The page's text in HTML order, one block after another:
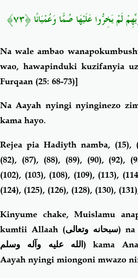
لَمْ يَخِرُّوا عَلَيْهَا صُمًّا وَعُمْيَانًا ﴿٧٣﴾
Na wale ambao
wao, hawapinduki kuzifanyia
Furqaan (25: 68-73)]
Na Aayah nyingi nyinginezo
kama hayo.
Rejea pia Hadiyth namba, (15),
(82), (87), (88), (89), (90), (92),
(102), (103), (108), (109), (113),
(124), (125), (126), (128), (130),
Kinyume chake, Muislamu
kumtii Allaah (سبحانه وتعالى) na
الله عليه وآله وسلم ) kama
Aayah nyingi miongoni mwazo